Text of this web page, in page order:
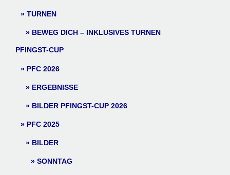
TURNEN
BEWEG DICH – INKLUSIVES TURNEN
PFINGST-CUP
PFC 2026
ERGEBNISSE
BILDER PFINGST-CUP 2026
PFC 2025
BILDER
SONNTAG